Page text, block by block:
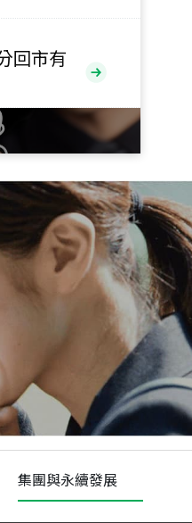
1,938萬
總價
1,020萬
總價
490萬
1,808
回市有
集團與永續發展